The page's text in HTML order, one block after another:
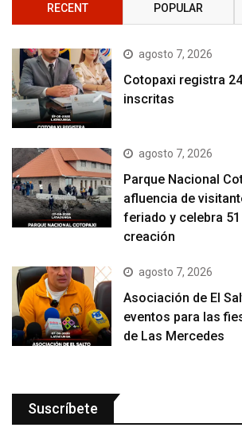
RECENT POPULAR
agosto 7, 2026
Cotopaxi registra
inscritas
agosto 7, 2026
Parque Nacional
afluencia de
feriado y celebra
creación
agosto 7, 2026
Asociación de El
eventos para las
de Las Mercedes
Suscríbete